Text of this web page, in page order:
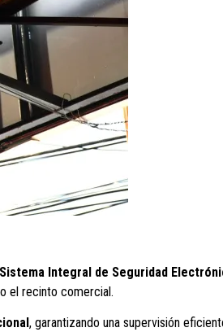
Integral de Seguridad
el recinto comercial.
, garantizando una supervisión